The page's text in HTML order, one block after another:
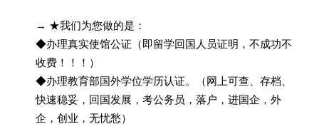
→ ★我们为您做的是：
◆办理真实使馆公证（即留学回国人员证明，不成功不
收费！！！）
◆办理教育部国外学位学历认证。（网上可查、存档、
快速稳妥，回国发展，考公务员，落户，进国企，外
企，创业，无忧愁）